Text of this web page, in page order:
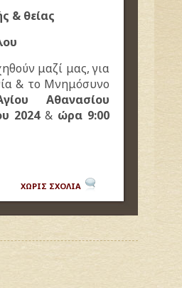
& θείας
μαζί μας, για
& το Μνημόσυνο
Αθανασίου
2024 & ώρα 9:00
ΧΩΡΙΣ ΣΧΟΛΙΑ